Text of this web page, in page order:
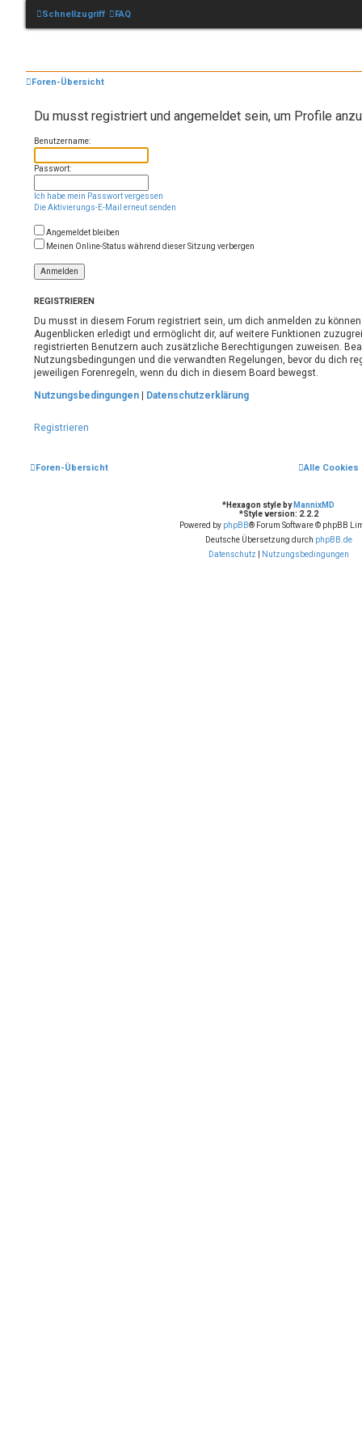
Schnellzugriff FAQ
Foren-Übersicht
Du musst registriert und angemeldet sein, um Profile
Benutzername:
Passwort:
Ich habe mein Passwort vergessen
Die Aktivierungs-E-Mail erneut senden
Angemeldet bleiben
Meinen Online-Status während dieser Sitzung verbergen
REGISTRIEREN
Du musst in diesem Forum registriert sein, um dich anmelden zu
Augenblicken erledigt und ermöglicht dir, auf weitere Funktionen
registrierten Benutzern auch zusätzliche Berechtigungen zuweisen.
Nutzungsbedingungen und die verwandten Regelungen, bevor du dich
jeweiligen Forenregeln, wenn du dich in diesem Board bewegst.
Nutzungsbedingungen | Datenschutzerklärung
Registrieren
Foren-Übersicht Alle
*Hexagon style by MannixMD
*Style version: 2.2.2
Powered by phpBB® Forum Software © phpBB
Deutsche Übersetzung durch phpBB.de
Datenschutz
Nutzungsbedingungen